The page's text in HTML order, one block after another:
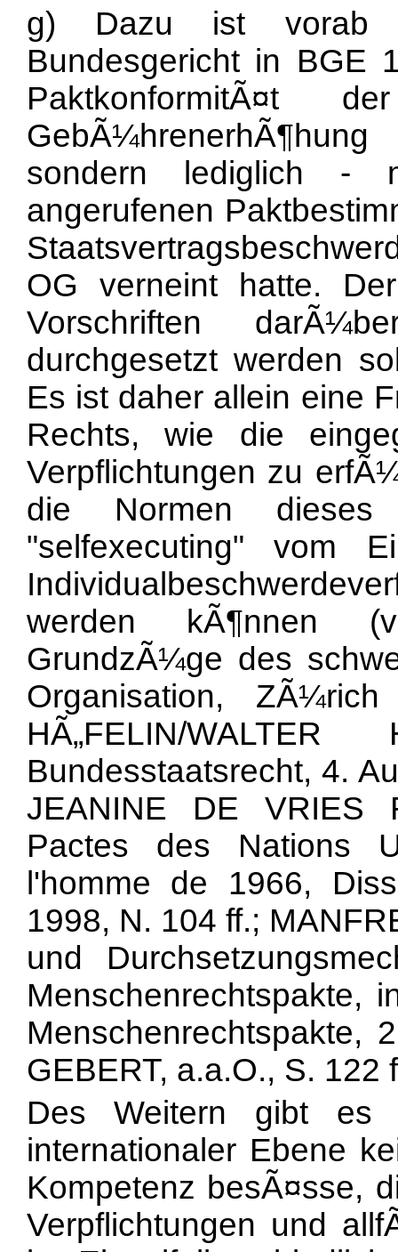
g) Dazu ist vorab
Bundesgericht in BGE
PaktkonformitÃ¤t
sondern lediglich -
angerufenen
OG verneint hatte.
Vorschriften
durchgesetzt werden
Es ist daher allein eine
Rechts, wie die
Verpflichtungen zu
die Normen dieses
"selfexecuting" vom
werden kÃ¶nnen
GrundzÃ¼ge des
Organisation,
HÃ„FELIN/WALTER
Bundesstaatsrecht, 4.
JEANINE DE VRIES
Pactes des Nations
l'homme de 1966,
1998, N. 104 ff.;
und
Menschenrechtspakte,
Menschenrechtspakte,
GEBERT, a.a.O., S.
Des Weitern gibt
internationaler Ebene
Kompetenz besÃ¤sse,
Verpflichtungen und